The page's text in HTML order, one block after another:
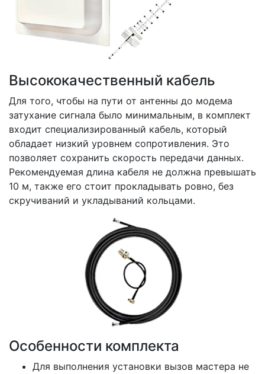
Высококачественный кабель
Для того, чтобы на пути от антенны до модема
затухание сигнала было минимальным, в комплект
входит специализированный кабель, который
обладает низкий уровнем сопротивления. Это
позволяет сохранить скорость передачи данных.
Рекомендуемая длина кабеля не должна превышать
10 м, также его стоит прокладывать ровно, без
скручиваний и укладываний кольцами.
Особенности комплекта
Для выполнения установки вызов мастера не